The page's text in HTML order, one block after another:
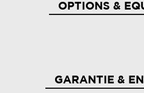
OPTIONS &
GARANTIE &